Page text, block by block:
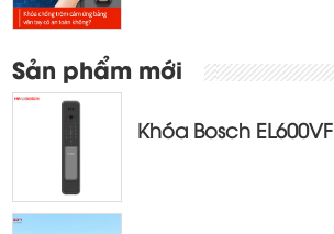
Sản phẩm mới
Khóa Bosch EL600VF